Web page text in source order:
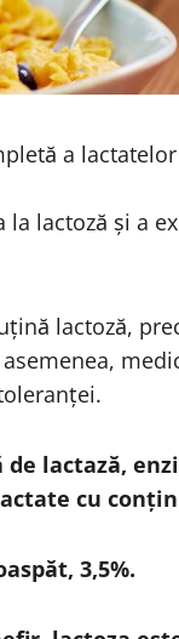
a
lactoză și a
lactoză,
lactază,
cu
3,5%.